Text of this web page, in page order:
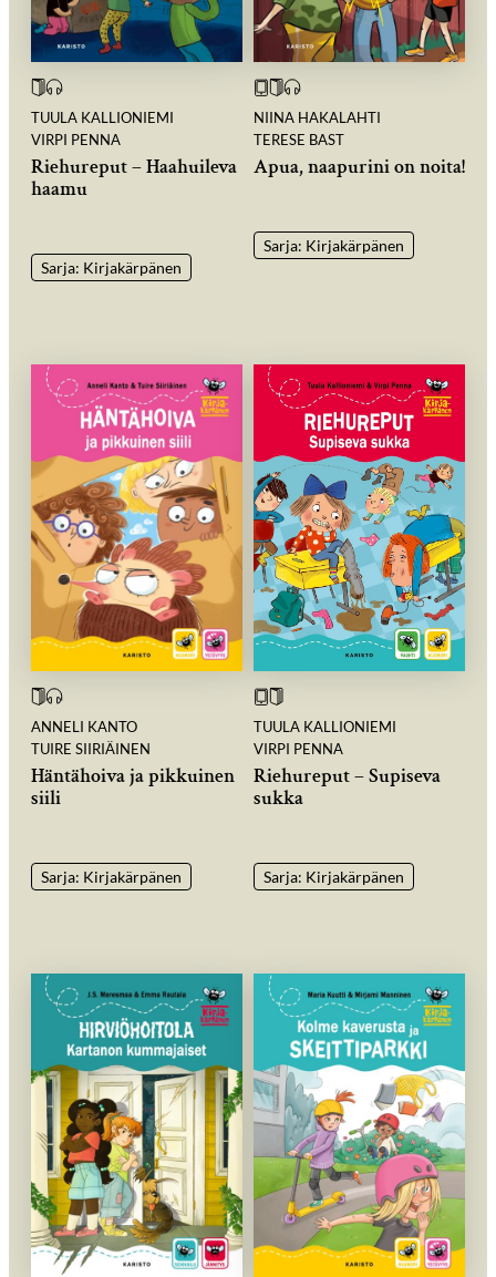
TUULA KALLIONIEMI
VIRPI PENNA
Riehureput – Haahuileva
haamu
Sarja: Kirjakärpänen
NIINA HAKALAHTI
TERESE BAST
Apua, naapurini on noita!
Sarja: Kirjakärpänen
ANNELI KANTO
TUIRE SIIRIÄINEN
Häntähoiva ja pikkuinen
siili
Sarja: Kirjakärpänen
TUULA KALLIONIEMI
VIRPI PENNA
Riehureput – Supiseva
sukka
Sarja: Kirjakärpänen